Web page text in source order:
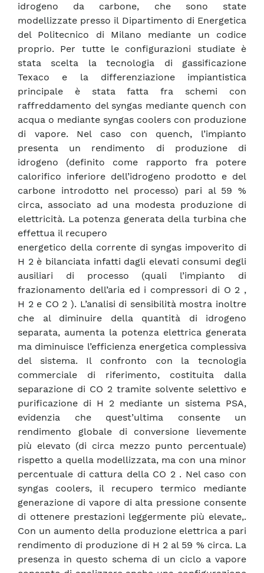
idrogeno da carbone, che sono state
modellizzate presso il Dipartimento di Energetica
del Politecnico di Milano mediante un codice
proprio. Per tutte le configurazioni studiate è
stata scelta la tecnologia di gassificazione
Texaco e la differenziazione impiantistica
principale è stata fatta fra schemi con
raffreddamento del syngas mediante quench con
acqua o mediante syngas coolers con produzione
di vapore. Nel caso con quench, l’impianto
presenta un rendimento di produzione di
idrogeno (definito come rapporto fra potere
calorifico inferiore dell’idrogeno prodotto e del
carbone introdotto nel processo) pari al 59 %
circa, associato ad una modesta produzione di
elettricità. La potenza generata della turbina che
effettua il recupero
energetico della corrente di syngas impoverito di
H 2 è bilanciata infatti dagli elevati consumi degli
ausiliari di processo (quali l’impianto di
frazionamento dell’aria ed i compressori di O 2 ,
H 2 e CO 2 ). L’analisi di sensibilità mostra inoltre
che al diminuire della quantità di idrogeno
separata, aumenta la potenza elettrica generata
ma diminuisce l’efficienza energetica complessiva
del sistema. Il confronto con la tecnologia
commerciale di riferimento, costituita dalla
separazione di CO 2 tramite solvente selettivo e
purificazione di H 2 mediante un sistema PSA,
evidenzia che quest’ultima consente un
rendimento globale di conversione lievemente
più elevato (di circa mezzo punto percentuale)
rispetto a quella modellizzata, ma con una minor
percentuale di cattura della CO 2 . Nel caso con
syngas coolers, il recupero termico mediante
generazione di vapore di alta pressione consente
di ottenere prestazioni leggermente più elevate,.
Con un aumento della produzione elettrica a pari
rendimento di produzione di H 2 al 59 % circa. La
presenza in questo schema di un ciclo a vapore